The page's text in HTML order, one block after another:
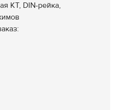
КТ, DIN-рейка,